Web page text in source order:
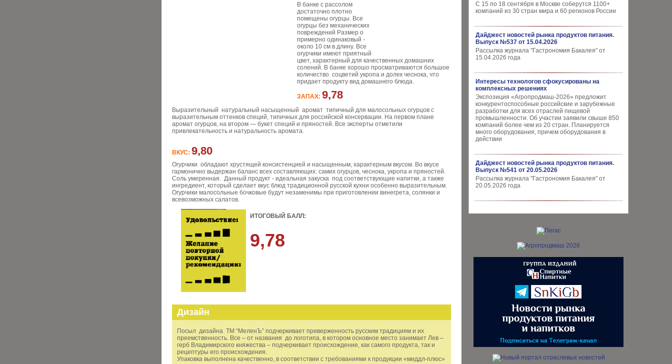
С 15 по 18 сентября в Москве соберутся 1100+
компаний из 30 стран мира и 60 регионов России
Дайджест новостей рынка продуктов питания.
Выпуск №537 от 15.04.2026
Рассылка журнала "Гастрономия Бакалея" от
15.04.2026 года
Интересы технологов сфокусированы на
комплексных решениях
Экспозиция «Агропродмаш-2026» предложит
конкурентоспособные российские и зарубежные
разработки для всех отраслей пищевой
промышленности. Об участии заявили свыше 850
компаний более чем из 20 стран. Планируется
много оборудования, причем оборудования в
действии
Дайджест новостей рынка продуктов питания.
Выпуск №541 от 20.05.2026
Рассылка журнала "Гастрономия Бакалея" от
20.05.2026 года
В банке с рассолом
достаточно плотно
помещены огурцы. Все
огурцы без механических
повреждений Размер о
примерно одинаковый -
около 10 см в длину. Все
огурчики имеют приятный
цвет, характерный для качественных домашних
солений. В банке хорошо просматриваются большое
количество соцветий укропа и долек чеснока, что
придает продукту вид домашнего блюда.
ЗАПАХ: 9,78
Выразительный натуральный насыщенный аромат типичный для малосольных огурцов с
выразительным оттенков специй, типичных для российской консервации. На первом плане
аромат огурцов, на втором — букет специй и пряностей. Все эксперты отметили
привлекательность и натуральность аромата.
ВКУС: 9,80
Огурчики обладают хрустящей консистенцией и насыщенным, характерным вкусом. Во вкусе
гармонично выдержан баланс всех составляющих: самих огурцов, чеснока, укропа и пряностей.
Соль умеренная. Данный продукт - идеальная закуска под соответствующие напитки, а также
ингредиент, который сделает вкус блюд традиционной русской кухни особенно выразительным.
Огурчики малосольные бочковые будут незаменимы при приготовлении винегрета, солянки и
всевозможных салатов.
ИТОГОВЫЙ БАЛЛ:
9,78
Дизайн
Посыл дизайна ТМ “МеленЪ” подчеркивает приверженность русским традициям и их
преемственность. Все – от названия до логотипа, в котором основное место занимает Лев –
герб Владимирского княжества – подчеркивает происхождение, как самого продукта, так и
рецептуры его происхождения.
Упаковка выполнена качественно, в соответствии с требованиями к продукции «миддл-плюс»